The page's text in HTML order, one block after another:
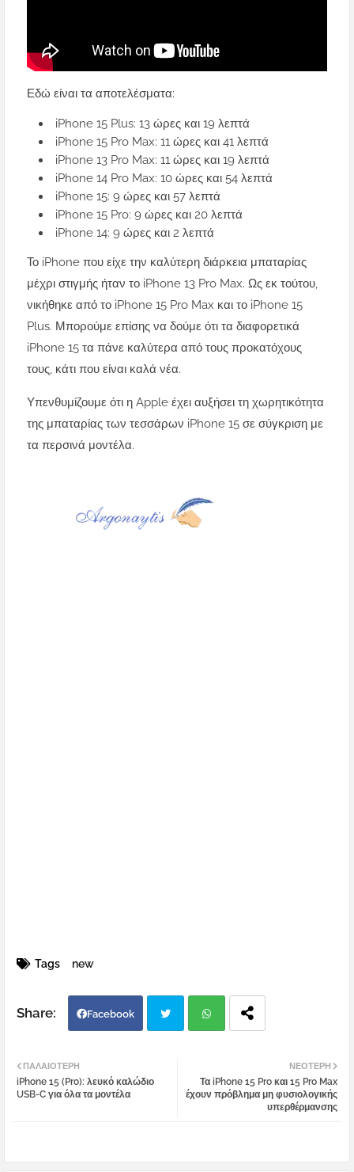
Εδώ είναι τα αποτελέσματα:
iPhone 15 Plus: 13 ώρες και 19 λεπτά
iPhone 15 Pro Max: 11 ώρες και 41 λεπτά
iPhone 13 Pro Max: 11 ώρες και 19 λεπτά
iPhone 14 Pro Max: 10 ώρες και 54 λεπτά
iPhone 15: 9 ώρες και 57 λεπτά
iPhone 15 Pro: 9 ώρες και 20 λεπτά
iPhone 14: 9 ώρες και 2 λεπτά
Το iPhone που είχε την καλύτερη διάρκεια μπαταρίας
μέχρι στιγμής ήταν το iPhone 13 Pro Max. Ως εκ τούτου,
νικήθηκε από το iPhone 15 Pro Max και το iPhone 15
Plus. Μπορούμε επίσης να δούμε ότι τα διαφορετικά
iPhone 15 τα πάνε καλύτερα από τους προκατόχους
τους, κάτι που είναι καλά νέα.
Υπενθυμίζουμε ότι η Apple έχει αυξήσει τη χωρητικότητα
της μπαταρίας των τεσσάρων iPhone 15 σε σύγκριση με
τα περσινά μοντέλα.
Tags new
Facebook
atsa
ΝΕΌΤΕΡΗ
Τα iPhone 15 Pro και 15 Pro Max
έχουν πρόβλημα μη φυσιολογικής
υπερθέρμανσης
ΠΑΛΑΙΌΤΕΡΗ
iPhone 15 (Pro): λευκό καλώδιο
USB-C για όλα τα μοντέλα